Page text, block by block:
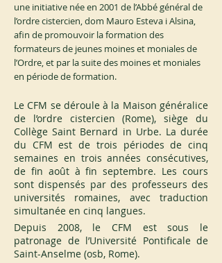
une initiative née en 2001 de l’Abbé général de
l’ordre cistercien, dom Mauro Esteva i Alsina,
afin de promouvoir la formation des
formateurs de jeunes moines et moniales de
l’Ordre, et par la suite des moines et moniales
en période de formation.
Le CFM se déroule à la Maison généralice
de l’ordre cistercien (Rome), siège du
Collège Saint Bernard in Urbe. La durée
du CFM est de trois périodes de cinq
semaines en trois années consécutives,
de fin août à fin septembre. Les cours
sont dispensés par des professeurs des
universités romaines, avec traduction
simultanée en cinq langues.
Depuis 2008, le CFM est sous le
patronage de l’Université Pontificale de
Saint-Anselme (osb, Rome).